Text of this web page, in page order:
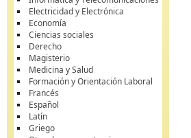
Electricidad y Electrónica
Economía
Ciencias sociales
Derecho
Magisterio
Medicina y Salud
Formación y Orientación Laboral
Francés
Español
Latín
Griego